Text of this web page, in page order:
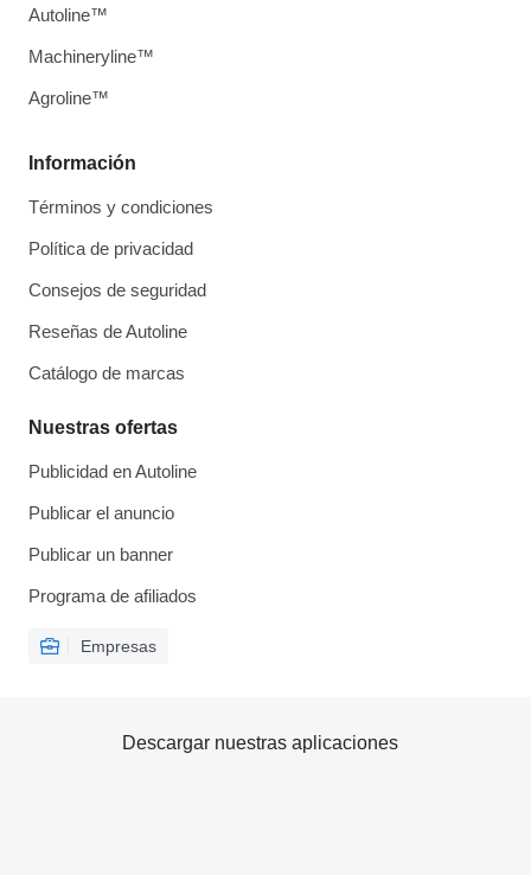
Información
Términos y condiciones
Política de privacidad
Consejos de seguridad
Reseñas de Autoline
Catálogo de marcas
Nuestras ofertas
Publicidad en Autoline
Publicar el anuncio
Publicar un banner
Programa de afiliados
Empresas
Autoline™
Machineryline™
Agroline™
Descargar nuestras aplicaciones